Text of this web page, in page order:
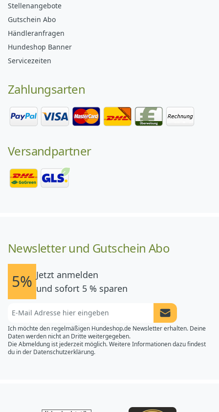
Stellenangebote
Gutschein Abo
Händleranfragen
Hundeshop Banner
Servicezeiten
Zahlungsarten
Versandpartner
Newsletter und Gutschein Abo
5% Jetzt anmelden
und sofort 5 % sparen
Newsletter
Ich möchte den regelmäßigen Hundeshop.de Newsletter erhalten. Deine
Daten werden nicht an Dritte weitergegeben.
Die Abmeldung ist jederzeit möglich. Weitere Informationen dazu findest
du in der Datenschutzerklärung.